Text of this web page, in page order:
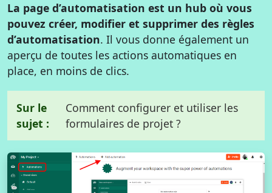
La page d’automatisation est un hub où vous
pouvez créer, modifier et supprimer des règles
d’automatisation. Il vous donne également un
aperçu de toutes les actions automatiques en
place, en moins de clics.
Sur le
sujet :
Comment configurer et utiliser les
formulaires de projet ?